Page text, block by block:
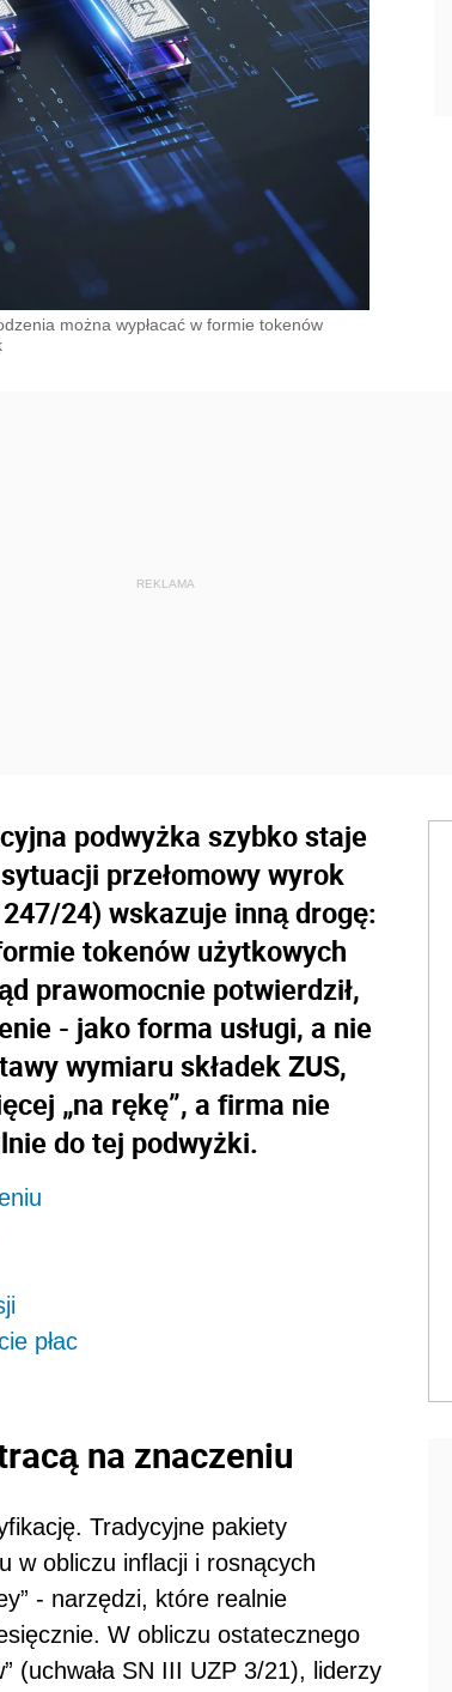
można wypłacać w formie tokenów
podwyżka szybko staje
przełomowy wyrok
24) wskazuje inną drogę:
tokenów użytkowych
prawomocnie potwierdził,
- jako forma usługi, a nie
wymiaru składek ZUS,
„na rękę”, a firma nie
do tej podwyżki.
płac
na znaczeniu
Tradycyjne pakiety
w obliczu inflacji i rosnących
- narzędzi, które realnie
W obliczu ostatecznego
(uchwała SN III UZP 3/21), liderzy